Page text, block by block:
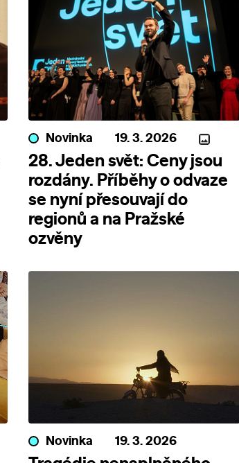
Novinka 19. 3. 2026
28. Jeden svět: Ceny jsou
rozdány. Příběhy o odvaze
se nyní přesouvají do
regionů a na Pražské
ozvěny
Novinka 19. 3. 2026